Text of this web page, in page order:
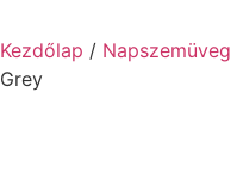
Kezdőlap / Napszemüveg
Grey